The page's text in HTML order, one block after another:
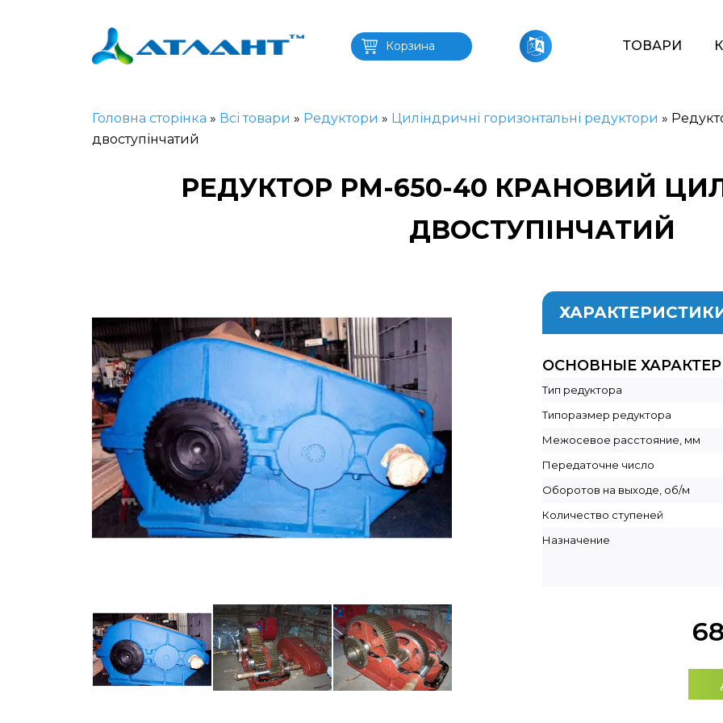
Корзина ТОВАРИ
Головна сторінка » Всі товари » Редуктори » Циліндричні горизонтальні редуктори »
двоступінчатий
РЕДУКТОР РМ-650-40 КРАНОВИЙ
ДВОСТУПІНЧАТИЙ
ОСНОВНЫЕ
Тип редуктора
Типоразмер редуктора
Межосевое расстояние, мм
Передаточне число
Оборотов на выходе, об/м
Количество ступеней
Назначение